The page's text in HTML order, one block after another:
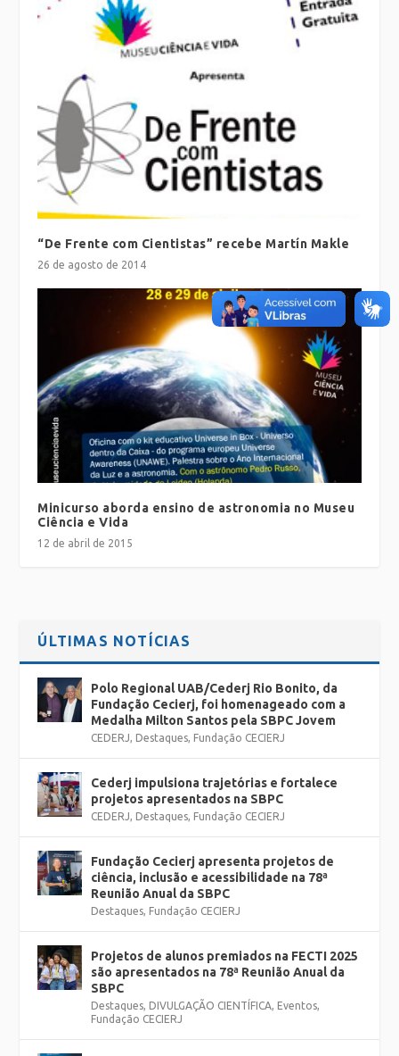
“De Frente com Cientistas” recebe Martín Makle
26 de agosto de 2014
Minicurso aborda ensino de astronomia no Museu
Ciência e Vida
12 de abril de 2015
ÚLTIMAS NOTÍCIAS
Polo Regional UAB/Cederj Rio Bonito, da
Fundação Cecierj, foi homenageado com a
Medalha Milton Santos pela SBPC Jovem
CEDERJ, Destaques, Fundação CECIERJ
Cederj impulsiona trajetórias e fortalece
projetos apresentados na SBPC
CEDERJ, Destaques, Fundação CECIERJ
Fundação Cecierj apresenta projetos de
ciência, inclusão e acessibilidade na 78ª
Reunião Anual da SBPC
Destaques, Fundação CECIERJ
Projetos de alunos premiados na FECTI 2025
são apresentados na 78ª Reunião Anual da
SBPC
Destaques, DIVULGAÇÃO CIENTÍFICA, Eventos,
Fundação CECIERJ